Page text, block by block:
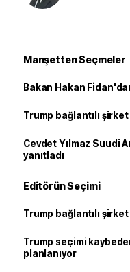
Manşetten Seçmeler
Bakan Hakan
Trump bağlantılı
Cevdet Yılmaz Suudi
yanıtladı
Editörün Seçimi
Trump bağlantılı
Trump seçimi
planlanıyor